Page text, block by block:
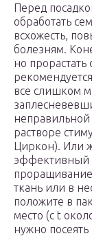
Перед
обработать
всхожесть,
болезням.
но
все слишком
растворе
Циркон). Или
эффективный
ткань или в
положите в
место (с t
нужно посеять